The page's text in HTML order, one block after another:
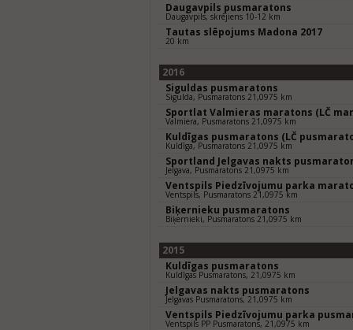
Daugavpils pusmaratons
Daugavpils, skrējiens 10-12 km
Tautas slēpojums Madona 2017
20 km
2016
Siguldas pusmaratons
Sigulda, Pusmaratons 21,0975 km
Sportlat Valmieras maratons (LČ
Valmiera, Pusmaratons 21,0975 km
Kuldīgas pusmaratons (LČ
Kuldīga, Pusmaratons 21,0975 km
Sportland Jelgavas nakts
Jelgava, Pusmaratons 21,0975 km
Ventspils Piedzīvojumu parka
Ventspils, Pusmaratons 21,0975 km
Biķernieku pusmaratons
Biķernieki, Pusmaratons 21,0975 km
2015
Kuldīgas pusmaratons
Kuldīgas Pusmaratons, 21,0975 km
Jelgavas nakts pusmaratons
Jelgavas Pusmaratons, 21,0975 km
Ventspils Piedzīvojumu parka
Ventspils PP Pusmaratons, 21,0975 km